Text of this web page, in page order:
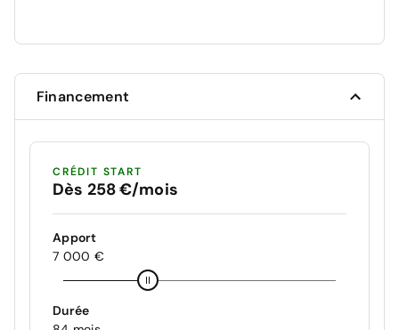
Financement
CRÉDIT START
Dès 258 €/mois
Apport
7 000 €
Durée